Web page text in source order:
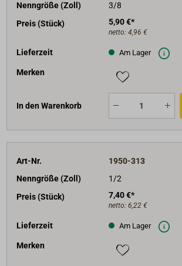
Nenngröße (Zoll)
3/8
Preis (Stück)
5,90 €*
netto: 4,96 €
Lieferzeit Am Lager
Merken
In den Warenkorb
Art-Nr.
1950-313
Nenngröße (Zoll)
1/2
Preis (Stück)
7,40 €*
netto: 6,22 €
Lieferzeit Am Lager
Merken